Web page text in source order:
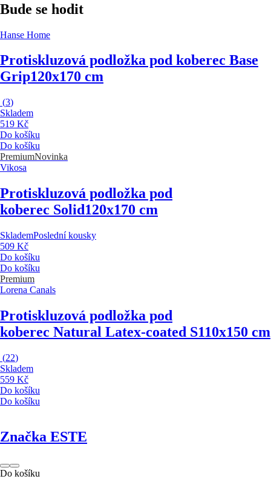
Bude se hodit
Hanse Home
Protiskluzová podložka pod koberec Base
Grip120x170 cm
(3)
Skladem
519 Kč
Do košíku
Do košíku
PremiumNovinka
Vikosa
Protiskluzová podložka pod
koberec Solid120x170 cm
SklademPoslední kousky
509 Kč
Do košíku
Do košíku
Premium
Lorena Canals
Protiskluzová podložka pod
koberec Natural Latex-coated S110x150 cm
(22)
Skladem
559 Kč
Do košíku
Do košíku
Značka ESTE
Do košíku